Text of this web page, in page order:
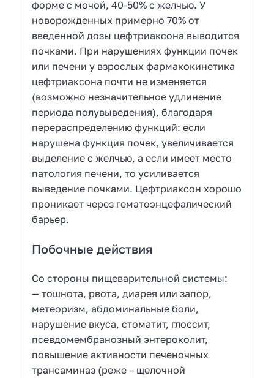
форме с мочой, 40-50% с желчью. У
новорожденных примерно 70% от
введенной дозы цефтриаксона выводится
почками. При нарушениях функции почек
или печени у взрослых фармакокинетика
цефтриаксона почти не изменяется
(возможно незначительное удлинение
периода полувыведения), благодаря
перераспределению функций: если
нарушена функция почек, увеличивается
выделение с желчью, а если имеет место
патология печени, то усиливается
выведение почками. Цефтриаксон хорошо
проникает через гематоэнцефалический
барьер.
Побочные действия
Со стороны пищеварительной системы:
— тошнота, рвота, диарея или запор,
метеоризм, абдоминальные боли,
нарушение вкуса, стоматит, глоссит,
псевдомембранозный энтероколит,
повышение активности печеночных
трансаминаз (реже – щелочной